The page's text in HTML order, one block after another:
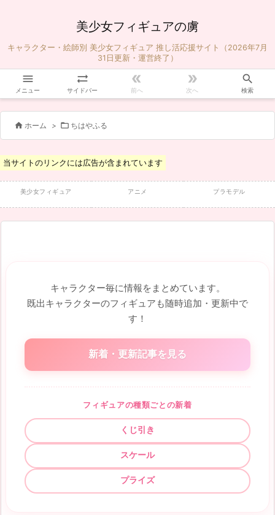
美少女フィギュアの虜
キャラクター・絵師別 美少女フィギュア 推し活応援サイト（2026年7月
31日更新・運営終了）

メニュー

サイドバー

前へ

次へ

検索
 ホーム >  ちはやふる
当サイトのリンクには広告が含まれています
美少女フィギュア アニメ プラモデル
キャラクター毎に情報をまとめています。
既出キャラクターのフィギュアも随時追加・更新中で
す！
新着・更新記事を見る
フィギュアの種類ごとの新着
くじ引き
スケール
プライズ